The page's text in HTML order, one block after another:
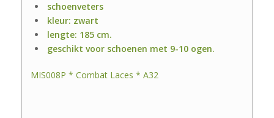
schoenveters
kleur: zwart
lengte: 185 cm.
geschikt voor schoenen met 9-10 ogen.
MIS008P * Combat Laces * A32